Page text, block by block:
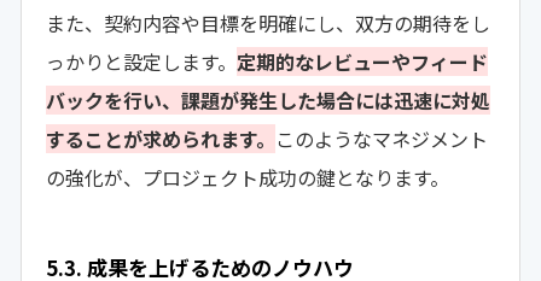
また、契約内容や目標を明確にし、双方の期待をし
っかりと設定します。 定期的なレビューやフィード
バックを行い、課題が発生した場合には迅速に対処
することが求められます。 このようなマネジメント
の強化が、プロジェクト成功の鍵となります。
5.3. 成果を上げるためのノウハウ